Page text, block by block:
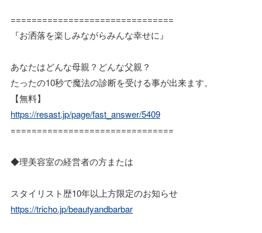
===============================
『お洒落を楽しみながらみんな幸せに』
あなたはどんな母親？どんな父親？
たったの10秒で魔法の診断を受ける事が出来ます。
【無料】
https://resast.jp/page/fast_answer/5409
===============================
◆理美容室の経営者の方または
スタイリスト歴10年以上方限定のお知らせ
https://tricho.jp/beautyandbarbar